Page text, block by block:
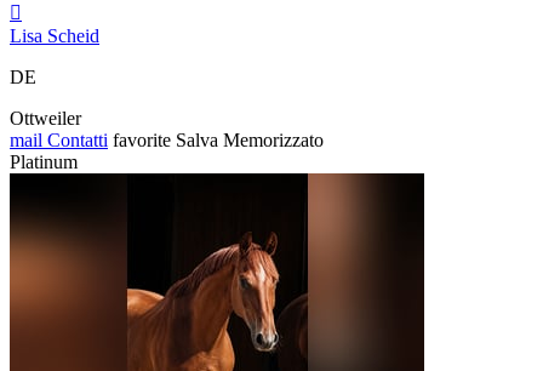

Lisa Scheid
DE
Ottweiler
mail Contatti favorite Salva Memorizzato
Platinum